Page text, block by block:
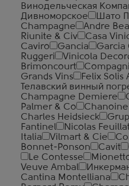
Винодельческая
Дивноморское
Шато
Champagne
Andre
Riunite & Civ
Casa
Caviro
Gancia
Garcia
Ruggeri
Vinicola
Brimoncourt
Grands Vins
Felix Solis
Телавский винный
Champagne Demiere
Palmer & Co
Charles Heidsieck
Fantinel
Nicolas
Italia
Vilmart & Cie
Bonnet-Ponson
Cavit
Le Contesse
Veuve Ambal
Cantina Montelliana